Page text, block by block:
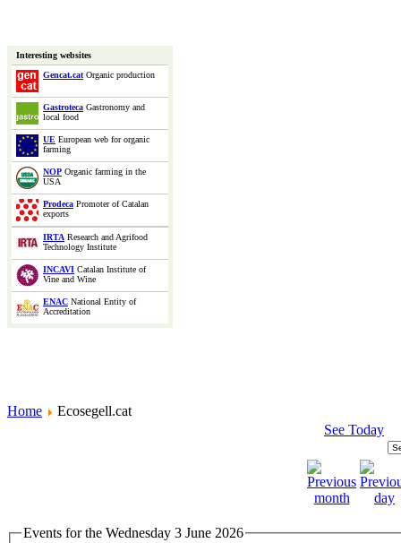
Interesting websites
Gencat.catOrganic production
Gastroteca Gastronomy and
local food
UE European web for organic
farming
NOP Organic farming in the
USA
Prodeca Promoter of Catalan
exports
IRTA Research and Agrifood
Technology Institute
INCAVI Catalan Institute of
Vine and Wine
ENAC National Entity of
Accreditation
Home
Ecosegell.cat
See Today
Events for the Wednesday 3 June 2026